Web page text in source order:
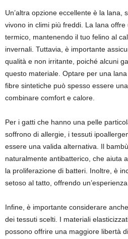
Un’altra opzione eccellente è la lana,
vivono in climi più freddi. La lana offre
termico, mantenendo il tuo felino al
invernali. Tuttavia, è importante
qualità e non irritante, poiché alcuni
questo materiale. Optare per una
fibre sintetiche può spesso essere
combinare comfort e calore.
Per i gatti che hanno una pelle
soffrono di allergie, i tessuti
essere una valida alternativa. Il
naturalmente antibatterico, che aiuta
la proliferazione di batteri. Inoltre, è
setoso al tatto, offrendo
Infine, è importante considerare
dei tessuti scelti. I materiali
possono offrire una maggiore libertà